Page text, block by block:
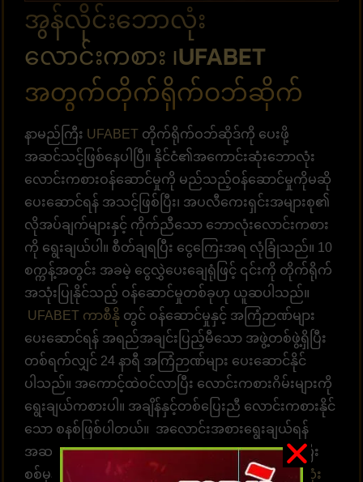
အွန်လိုင်းဘောလုံး
လောင်းကစား ၊UFABET
အတွက်တိုက်ရိုက်ဝဘ်ဆိုက်
နာမည်ကြီး UFABET တိုက်ရိုက်ဝဘ်ဆိုဒ်ကို ပေးဖို့
အဆင်သင့်ဖြစ်နေပါပြီ။ နိုင်ငံ၏အကောင်းဆုံးဘောလုံး
လောင်းကစားဝန်ဆောင်မှုကို မည်သည့်ဝန်ဆောင်မှုကိုမဆို
ပေးဆောင်ရန် အသင့်ဖြစ်ပြီး၊ အပလီကေးရှင်းအများစု၏
လိုအပ်ချက်များနှင့် ကိုက်ညီသော ဘောလုံးလောင်းကစား
ကို ရွေးချယ်ပါ။ စီတ်ချရပြီး ငွေကြေးအရ လုံခြုံသည်။ 10
စက္ကန့်အတွင်း အခမဲ့ ငွေလွှဲပေးချေရုံဖြင့် ၎င်းကို တိုက်ရိုက်
အသုံးပြုနိုင်သည့် ဝန်ဆောင်မှုတစ်ခုဟု ယူဆပါသည်။
UFABET ကာစီနို တွင် ဝန်ဆောင်မှုနှင့် အကြံဉာဏ်များ
ပေးဆောင်ရန် အရည်အချင်းပြည့်မီသော အဖွဲ့တစ်ဖွဲ့ရှိပြီး
တစ်ရက်လျှင် 24 နာရီ အကြံဉာဏ်များ ပေးဆောင်နိုင်
ပါသည်။ အကောင့်ထဲဝင်လာပြီး လောင်းကစားဂိမ်းများကို
ရွေးချယ်ကစားပါ။ အချိန်နှင့်တစ်ပြေးညီ လောင်းကစားနိုင်
သော စနစ်ဖြစ်ပါတယ်။ အလောင်းအစားရွေးချယ်ရန်
အဆင်သင့်ဖြစ်နေပါပြီ။ ထိထိရောက်ရောက် မြန်ဆန်ပြီး
စစ်မှန်သော ပေးချေမှုများ၊ နံပါတ် 1 တိုက်ရိုက်ဘောလုံး